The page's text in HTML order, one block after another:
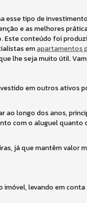
esse tipo de
e as melhores
Este conteúdo foi
emapartamentos
lhe seja muito útil.
em outros ativos
ao longo dos anos,
com o aluguel quanto
já que mantêm valor
imóvel, levando em